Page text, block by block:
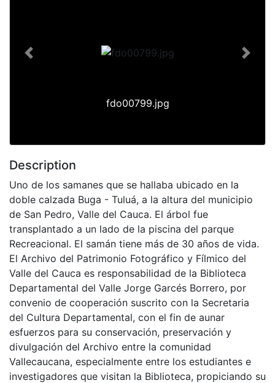
fdo00799.jpg
Previous Next
Description
Uno de los samanes que se hallaba ubicado en la
doble calzada Buga - Tuluá, a la altura del municipio
de San Pedro, Valle del Cauca. El árbol fue
transplantado a un lado de la piscina del parque
Recreacional. El samán tiene más de 30 años de vida.
El Archivo del Patrimonio Fotográfico y Fílmico del
Valle del Cauca es responsabilidad de la Biblioteca
Departamental del Valle Jorge Garcés Borrero, por
convenio de cooperación suscrito con la Secretaria
del Cultura Departamental, con el fin de aunar
esfuerzos para su conservación, preservación y
divulgación del Archivo entre la comunidad
Vallecaucana, especialmente entre los estudiantes e
investigadores que visitan la Biblioteca, propiciando su